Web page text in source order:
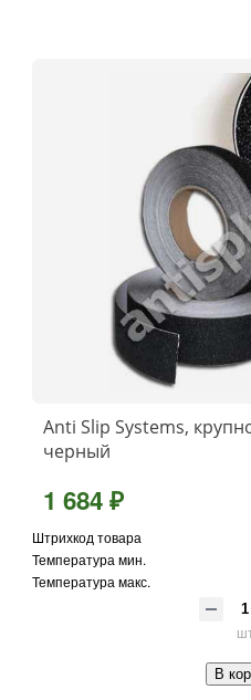
Anti Slip Systems,
черный
1 684 ₽
Штрихкод товара
Температура мин.
Температура макс.
В